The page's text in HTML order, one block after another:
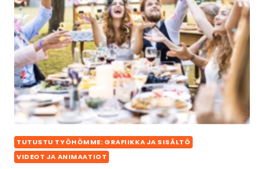
TUTUSTU TYÖHÖMME: GRAFIIKKA JA SISÄLTÖ
VIDEOT JA ANIMAATIOT